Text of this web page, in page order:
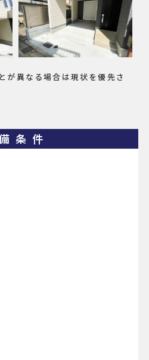
が異なる場合は現状を優先さ
条件